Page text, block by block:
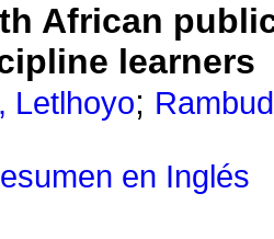
African
learners
Letlhoyo;
en Inglés